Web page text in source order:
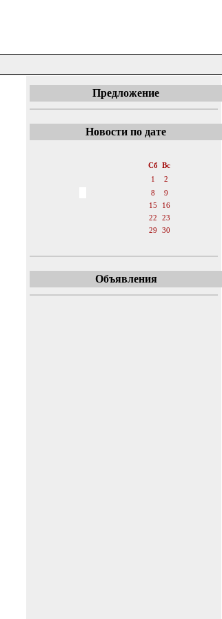
Предложение
Новости по дате
Сб Вс
1
2
8
9
15
16
22
23
29
30
Объявления